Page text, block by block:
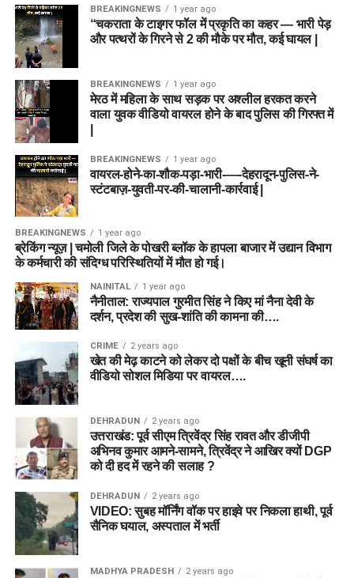
BREAKINGNEWS 1 year ago
“चकराता के टाइगर फॉल में प्रकृति का कहर — भारी पेड़
और पत्थरों के गिरने से 2 की मौके पर मौत, कई घायल |
BREAKINGNEWS 1 year ago
मेरठ में महिला के साथ सड़क पर अश्लील हरकत करने
वाला युवक वीडियो वायरल होने के बाद पुलिस की गिरफ्त में
BREAKINGNEWS 1 year ago
वायरल-होने-का-शौक-पड़ा-भारी-—-देहरादून-पुलिस-ने-
स्टंटबाज़-युवती-पर-की-चालानी-कार्रवाई |
BREAKINGNEWS 1 year ago
ब्रेकिंग न्यूज़ | चमोली जिले के पोखरी ब्लॉक के हापला बाजार में उद्यान विभाग
के कर्मचारी की संदिग्ध परिस्थितियों में मौत हो गई।
NAINITAL 1 year ago
नैनीताल: राज्यपाल गुरमीत सिंह ने किए मां नैना देवी के
दर्शन, प्रदेश की सुख-शांति की कामना की….
CRIME 2 years ago
खेत की मेढ़ काटने को लेकर दो पक्षों के बीच खूनी संघर्ष का
वीडियो सोशल मिडिया पर वायरल….
DEHRADUN 2 years ago
उत्तराखंड: पूर्व सीएम त्रिवेंद्र सिंह रावत और डीजीपी
अभिनव कुमार आमने-सामने, त्रिवेंद्र ने आखिर क्यों DGP
को दी हद में रहने की सलाह ?
DEHRADUN 2 years ago
VIDEO: सुबह मॉर्निंग वॉक पर हाइवे पर निकला हाथी, पूर्व
सैनिक घयाल, अस्पताल में भर्ती
MADHYA PRADESH 2 years ago